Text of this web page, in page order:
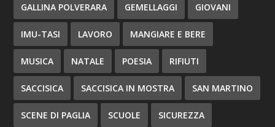
GALLINA POLVERARA GEMELLAGGI GIOVANI
IMU-TASI LAVORO MANGIARE E BERE
MUSICA NATALE POESIA RIFIUTI
SACCISICA SACCISICA IN MOSTRA SAN MARTINO
SCENE DI PAGLIA SCUOLE SICUREZZA